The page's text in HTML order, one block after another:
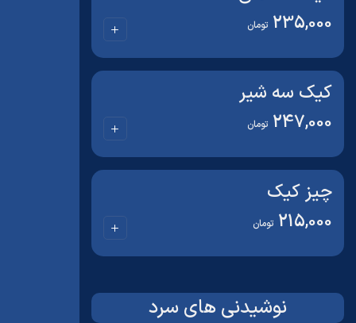
235,000 تومان
کیک سه شیر
247,000 تومان
چیز کیک
215,000 تومان
نوشیدنی های سرد